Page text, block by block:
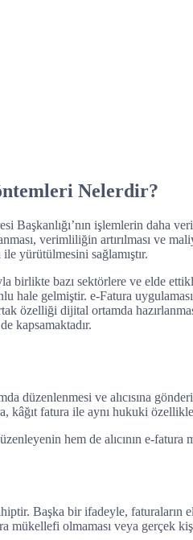
Nelerdir?
Başkanlığı’nın işlemlerin daha
verimliliğin artırılması ve
yürütülmesini sağlamıştır.
birlikte bazı sektörlere ve elde
hale gelmiştir. e-Fatura
özelliği dijital ortamda
kapsamaktadır.
düzenlenmesi ve alıcısına
kâğıt fatura ile aynı hukuki
hem de alıcının e-
Başka bir ifadeyle, faturaların
mükellefi olmaması veya gerçek